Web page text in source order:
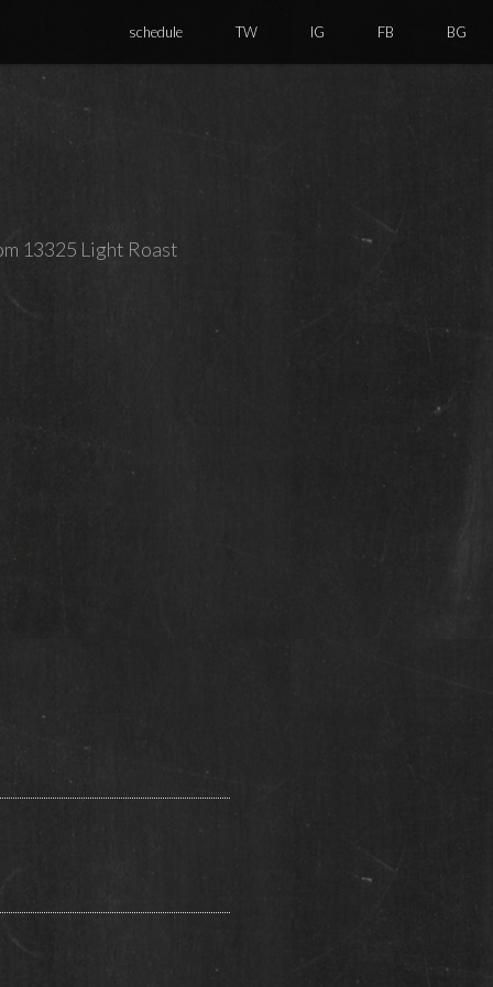
schedule TW IG FB BG
13325 Light Roast